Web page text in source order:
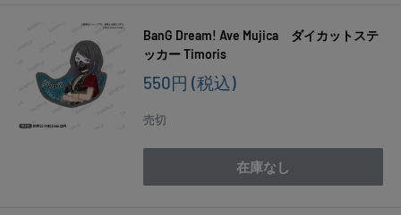
BanG Dream! Ave Mujica ダイカットステ
ッカー Timoris
販
価
格
550円 (税込)
売切
在庫なし